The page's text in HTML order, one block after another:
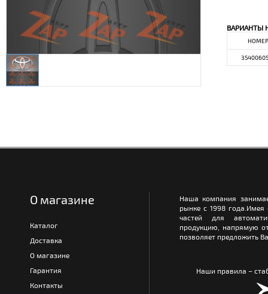
ВАРИАНТЫ
НОМЕР
О магазине
Каталог
Доставка
О магазине
Гарантия
Контакты
Наша компания
рынке с 1998
частей для
продукцию, напрямую
позволяет предложить
Наши правила –